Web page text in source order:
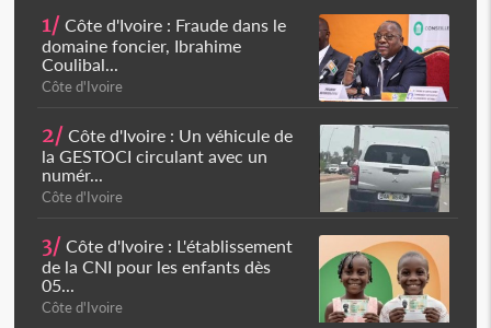
1/ Côte d'Ivoire : Fraude dans le
domaine foncier, Ibrahime
Coulibal...
Côte d'Ivoire
2/ Côte d'Ivoire : Un véhicule de
la GESTOCI circulant avec un
numér...
Côte d'Ivoire
3/ Côte d'Ivoire : L'établissement
de la CNI pour les enfants dès
05...
Côte d'Ivoire